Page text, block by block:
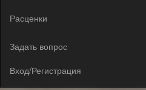
Расценки
Задать вопрос
Вход/Регистрация